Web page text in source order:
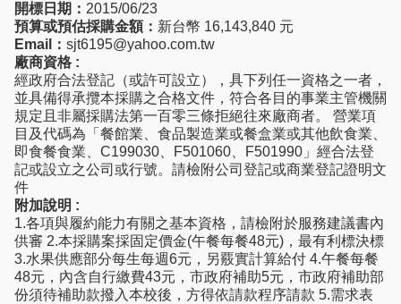
開標日期： 2015/06/23
預算或預估採購金額： 新台幣 16,143,840 元
Email： sjt6195@yahoo.com.tw
廠商資格 :
經政府合法登記（或許可設立），具下列任一資格之一者，
並具備得承攬本採購之合格文件，符合各目的事業主管機關
規定且非屬採購法第一百零三條拒絕往來廠商者。 營業項
目及代碼為「餐館業、食品製造業或餐盒業或其他飲食業、
即食餐食業、C199030、F501060、F501990」經合法登
記或設立之公司或行號。請檢附公司登記或商業登記證明文
件
附加說明 :
1.各項與履約能力有關之基本資格，請檢附於服務建議書內
供審 2.本採購案採固定價金(午餐每餐48元)，最有利標決標
3.水果供應部分每生每週6元，另覈實計算給付 4.午餐每餐
48元，內含自行繳費43元，市政府補助5元，市政府補助部
份須待補助款撥入本校後，方得依請款程序請款 5.需求表